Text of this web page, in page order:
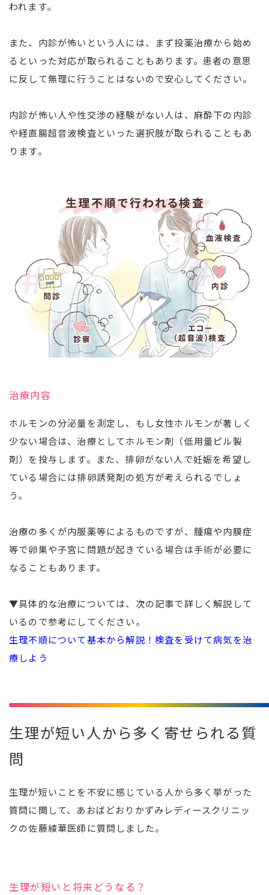
われます。
また、内診が怖いという人には、まず投薬治療から始め
るといった対応が取られることもあります。患者の意思
に反して無理に行うことはないので安心してください。
内診が怖い人や性交渉の経験がない人は、麻酔下の内診
や経直腸超音波検査といった選択肢が取られることもあ
ります。
治療内容
ホルモンの分泌量を測定し、もし女性ホルモンが著しく
少ない場合は、治療としてホルモン剤（低用量ピル製
剤）を投与します。また、排卵がない人で妊娠を希望し
ている場合には排卵誘発剤の処方が考えられるでしょ
う。
治療の多くが内服薬等によるものですが、腫瘍や内膜症
等で卵巣や子宮に問題が起きている場合は手術が必要に
なることもあります。
▼具体的な治療については、次の記事で詳しく解説して
いるので参考にしてください。
生理不順について基本から解説！検査を受けて病気を治
療しよう
生理が短い人から多く寄せられる質
問
生理が短いことを不安に感じている人から多く挙がった
質問に関して、あおばどおりかずみレディースクリニッ
クの佐藤綾華医師に質問しました。
生理が短いと将来どうなる？